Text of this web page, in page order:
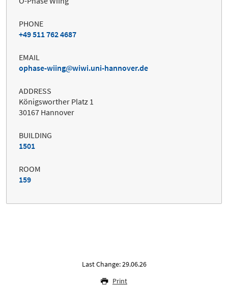
PHONE
+49 511 762 4687
EMAIL
ophase-wiing
wiwi.uni-hannover.de
ADDRESS
Königsworther Platz 1
30167 Hannover
BUILDING
1501
ROOM
159
Last Change: 29.06.26
Print